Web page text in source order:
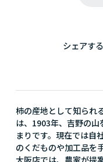
シェアする
柿の産地として知られ
は、1903年、吉野の
まりです。現在では自
のくだものや加工品を